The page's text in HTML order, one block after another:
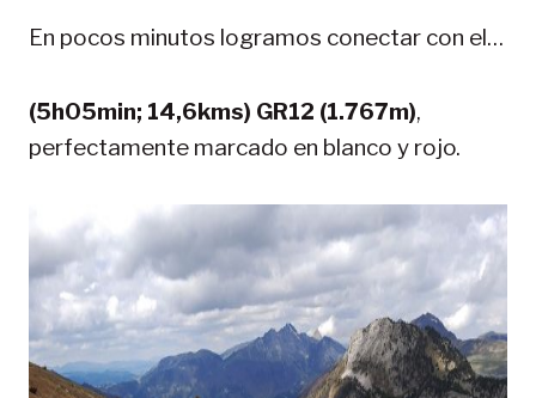
En pocos minutos logramos conectar con el…
(5h05min; 14,6kms) GR12 (1.767m),
perfectamente marcado en blanco y rojo.